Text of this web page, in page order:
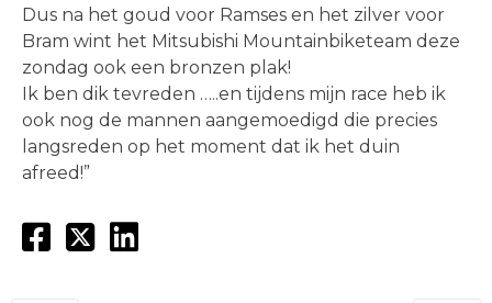
Dus na het goud voor Ramses en het zilver voor
Bram wint het Mitsubishi Mountainbiketeam deze
zondag ook een bronzen plak!
Ik ben dik tevreden …..en tijdens mijn race heb ik
ook nog de mannen aangemoedigd die precies
langsreden op het moment dat ik het duin
afreed!”